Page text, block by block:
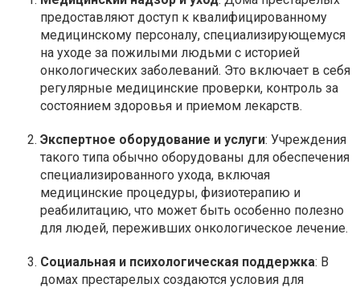
предоставляют доступ к квалифицированному
медицинскому персоналу, специализирующемуся
на уходе за пожилыми людьми с историей
онкологических заболеваний. Это включает в себя
регулярные медицинские проверки, контроль за
состоянием здоровья и приемом лекарств.
Экспертное оборудование и услуги: Учреждения
такого типа обычно оборудованы для обеспечения
специализированного ухода, включая
медицинские процедуры, физиотерапию и
реабилитацию, что может быть особенно полезно
для людей, переживших онкологическое лечение.
Социальная и психологическая поддержка: В
домах престарелых создаются условия для